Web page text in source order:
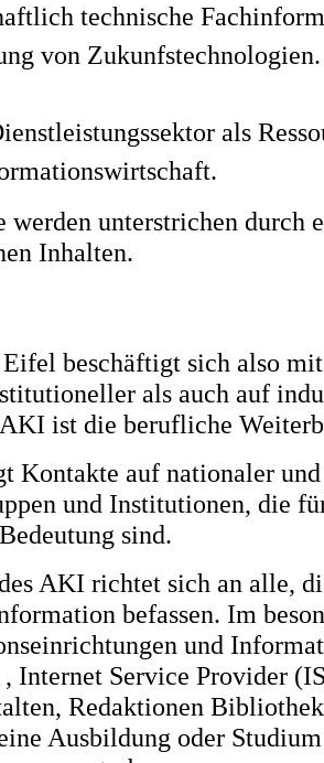
technische
von Zukunfstechnologien.
als
werden unterstrichen durch
Inhalten.
beschäftigt sich also
als auch auf
ist die berufliche
Kontakte auf nationaler
und Institutionen, die
sind.
AKI richtet sich an alle,
befassen. Im
und
Internet Service Provider
Redaktionen
Ausbildung oder